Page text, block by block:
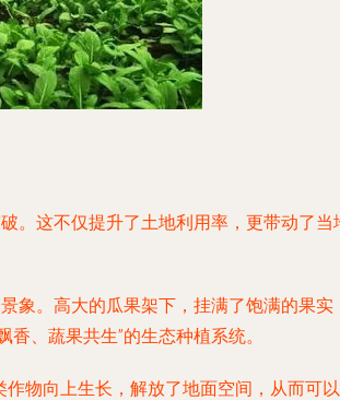
。这不仅提升了土地利用率，更带动了
象。高大的瓜果架下，挂满了饱满的果
、蔬果共生”的生态种植系统。
物向上生长，解放了地面空间，从而可